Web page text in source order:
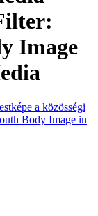
Image
a közösségi
Body Image in